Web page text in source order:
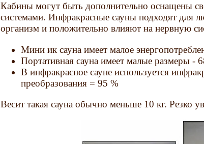
Кабины могут быть дополнительно оснащены
системами. Инфракрасные сауны подходят для
организм и положительно влияют на нервную
Мини ик сауна имеет малое
Портативная сауна имеет малые размеры -
В инфракрасное сауне используется
преобразования = 95 %
Весит такая сауна обычно меньше 10 кг. Резко